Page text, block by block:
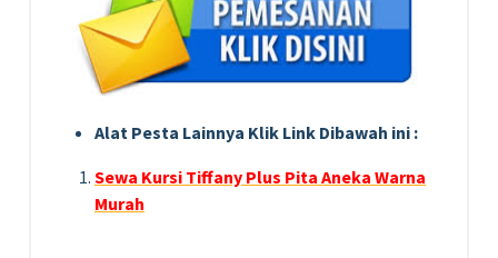
Alat Pesta Lainnya Klik Link Dibawah ini :
Sewa Kursi Tiffany Plus Pita Aneka Warna
Murah